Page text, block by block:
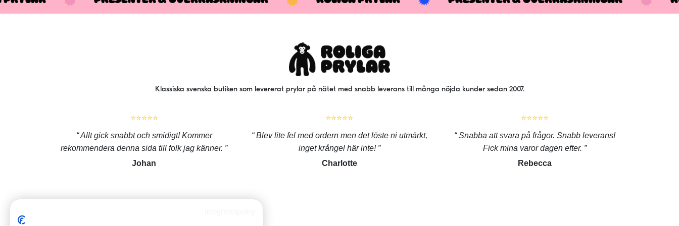
Klassiska svenska butiken som levererat prylar på nätet med snabb leverans till många nöjda kunder sedan 2007.
⭐⭐⭐⭐⭐
Allt gick snabbt och smidigt! Kommer
rekommendera denna sida till folk jag känner.
Johan
⭐⭐⭐⭐⭐
Blev lite fel med ordern men det löste ni utmärkt,
inget krångel här inte!
Charlotte
⭐⭐⭐⭐⭐
Snabba att svara på frågor. Snabb leverans!
Fick mina varor dagen efter.
Rebecca